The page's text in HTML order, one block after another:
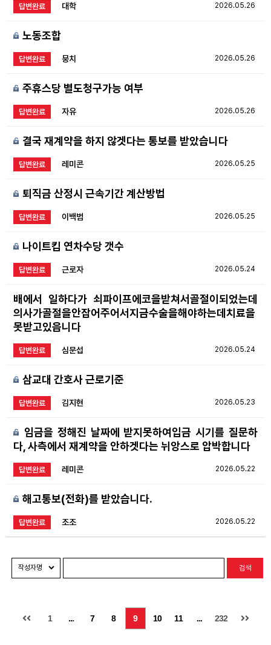
답변완료 2026.05.26
대학
노동조합
답변완료 2026.05.26
뭉치
주휴스당 별도청구가능 여부
답변완료 2026.05.26
자유
결국 재계약을 하지 않겟다는 통보를 받았습니다
답변완료 2026.05.25
레미콘
퇴직금 산정시 근속기간 계산방법
답변완료 2026.05.25
이백범
나이트킵 연차수당 갯수
답변완료 2026.05.24
근로자
배에서 일하다가 쇠파이프에코을받쳐서골절이되었는데
의사가골절을안잡어주어서지금수술을해야하는데치료을
못받고있읍니다
답변완료 2026.05.24
심문섭
삼교대 간호사 근로기준
답변완료 2026.05.23
김지현
임금을 정해진 날짜에 받지못하여입금 시기를 질문하
다, 사측에서 재계약을 안하겟다는 뉘앙스로 압박합니다
답변완료 2026.05.22
레미콘
해고통보(전화)를 받았습니다.
답변완료 2026.05.22
조조
검색
1 ... 7 8 9 10 11 ... 232